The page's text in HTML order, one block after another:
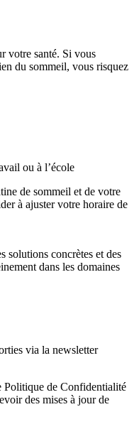
votre santé. Si vous
du sommeil, vous risquez
ou à l’école
de sommeil et de votre
à ajuster votre horaire de
solutions concrètes et des
dans les domaines
via la newsletter
Politique de Confidentialité
des mises à jour de